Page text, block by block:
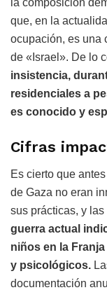
la composición
que, en la
ocupación, es una
de «Israel». De lo
insistencia,
residenciales a
es conocido y
Cifras
Es cierto que
de Gaza no eran
sus prácticas, y
guerra actual
niños en la
y psicológicos.
documentación